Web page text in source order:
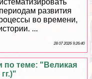
развития
во времени,
...
28 07 2026 9:26:40
по теме: "Великая